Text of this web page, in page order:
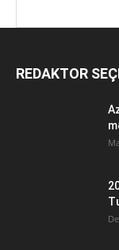
REDAKTOR